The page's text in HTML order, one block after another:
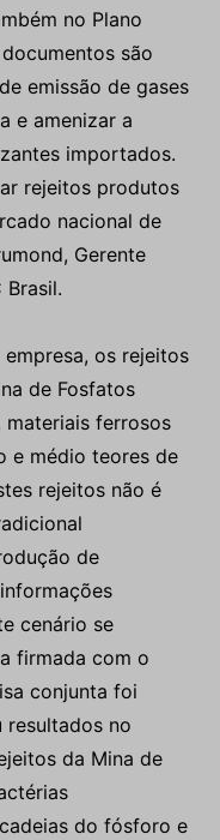
no Plano
são
emissão de gases
e amenizar a
importados.
rejeitos produtos
nacional de
Gerente
Brasil.
os rejeitos
de Fosfatos
materiais ferrosos
e médio teores de
rejeitos não é
de
cenário se
firmada com o
conjunta foi
resultados no
da Mina de
do fósforo e